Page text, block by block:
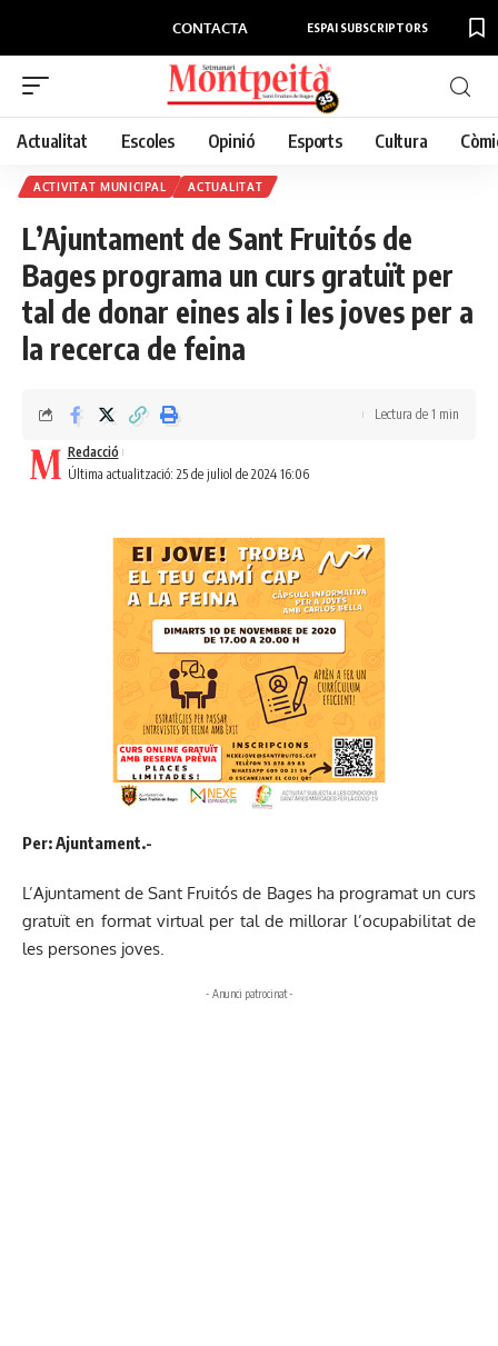
CONTACTA ESPAI SUBSCRIPTORS
Actualitat Escoles Opinió Esports Cultura
ACTIVITAT MUNICIPAL ACTUALITAT
L’Ajuntament de Sant Fruitós de
Bages programa un curs gratuït per
tal de donar eines als i les joves per a
la recerca de feina
Última actualització: 25 de juliol de 2024 16:06
Redacció
Lectura de 1 min
Per: Ajuntament.-
L’Ajuntament de Sant Fruitós de Bages ha programat un curs
gratuït en format virtual per tal de millorar l’ocupabilitat de
les persones joves.
- Anunci patrocinat -